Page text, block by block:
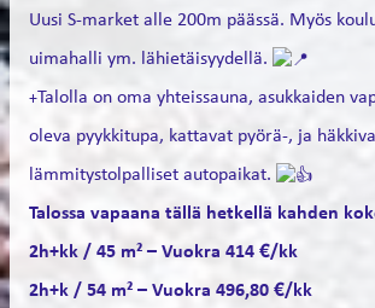
Uusi S-market alle 200m päässä. Myös
uimahalli ym. lähietäisyydellä.
+Talolla on oma yhteissauna, asukkaiden
oleva pyykkitupa, kattavat pyörä-, ja
lämmitystolpalliset autopaikat.
Talossa vapaana tällä hetkellä kahden
2h+kk / 45 m² – Vuokra 414 €/kk
2h+k / 54 m² – Vuokra 496,80 €/kk